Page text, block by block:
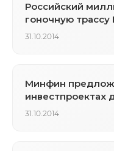
Российский
гоночную трассу
31.10.2014
Минфин
инвестпроектах
31.10.2014